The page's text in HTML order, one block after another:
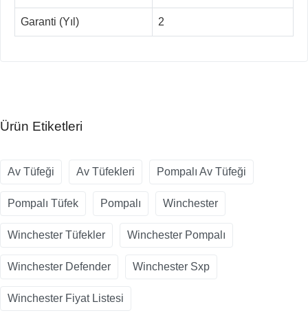
Garanti (Yıl) 2
Ürün Etiketleri
Av Tüfeği Av Tüfekleri Pompalı Av Tüfeği
Pompalı Tüfek Pompalı Winchester
Winchester Tüfekler Winchester Pompalı
Winchester Defender Winchester Sxp
Winchester Fiyat Listesi